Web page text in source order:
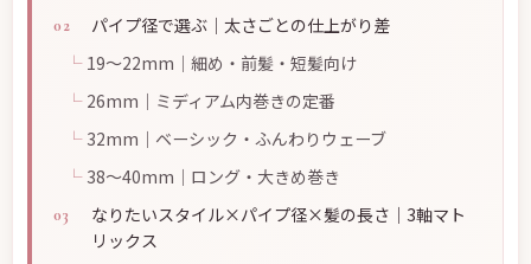
パイプ径で選ぶ｜太さごとの仕上がり差
19〜22mm｜細め・前髪・短髪向け
26mm｜ミディアム内巻きの定番
32mm｜ベーシック・ふんわりウェーブ
38〜40mm｜ロング・大きめ巻き
なりたいスタイル×パイプ径×髪の長さ｜3軸マト
リックス